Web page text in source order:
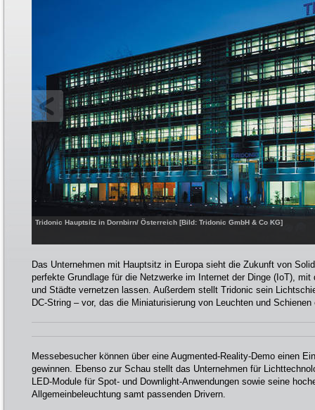
Tridonic Hauptsitz in Dornbirn/ Österreich [Bild: Tridonic GmbH & Co KG]
Das Unternehmen mit Hauptsitz in Europa sieht die Zukunft von
perfekte Grundlage für die Netzwerke im Internet der Dinge (IoT), mit
und Städte vernetzen lassen. Außerdem stellt Tridonic sein
DC-String – vor, das die Miniaturisierung von Leuchten und Schienen
Messebesucher können über eine Augmented-Reality-Demo einen
gewinnen. Ebenso zur Schau stellt das Unternehmen für
LED-Module für Spot- und Downlight-Anwendungen sowie seine
Allgemeinbeleuchtung samt passenden Drivern.